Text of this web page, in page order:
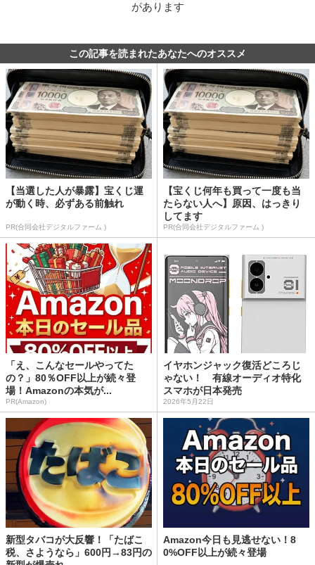
があります
この記事を読まれたあなたへのオススメ
【当選した人が暴露】宝くじ運
が動く時、必ずある前触れ
PR(合同会社デジタルファーム )
【宝くじ何年も買って一度も当
たらない人へ】原因、はっきり
してます
PR(合同会社デジタルファーム )
「え、こんなセールやってた
の？」80％OFF以上が続々登
場！Amazonの本気が...
PR(Amazon)
イヤホンジャック復活どころじ
ゃない！ 有線オーディオ特化
スマホが日本発売
2026年5月22日
新型タバコが大反響！「たばこ
税、さようなら」600円→83円の
Amazon今日も見逃せない！8
0%OFF以上が続々登場